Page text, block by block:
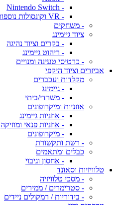
- Nintendo Switch
- VR וקונסולות נוספות
- משחקים
ציוד גיימינג
- בקרים וציוד נהיגה
- ריהוט גיימינג
- כרטיסי טעינה ומנויים
אביזרים וציוד היקפי
מקלדות ועכברים
- גיימינג
- משרדי/ביתי
אוזניות ומיקרופונים
- אוזניות גיימינג
- אוזניות פנאי ומוזיקה
- מיקרופונים
- רשת ותקשורת
כבלים ומתאמים
- אחסון וגיבוי
טלוויזיות וסאונד
- מסכי טלוויזיה
- סטרימרים / ממירים
- בידוריות / רמקולים ניידים